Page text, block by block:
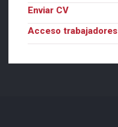
Enviar CV
Acceso trabajadores